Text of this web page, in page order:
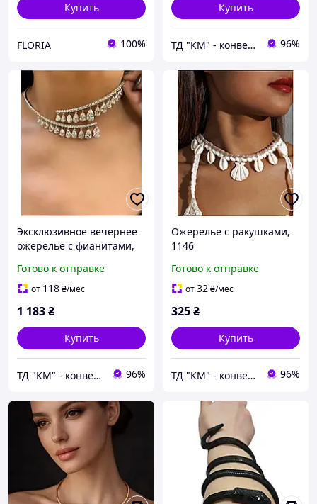
Купить
FLORIA 100%
Купить
ТД "КМ" - конверты почтовые и бандерольные | аксессуары, бижутерия, техника 96%
Эксклюзивное вечернее
ожерелье с фианитами,
Готово к отправке
от 118₴/мес
1 183₴
Купить
ТД "КМ" - конверты почтовые и бандерольные | аксессуары, бижутерия, техника 96%
Ожерелье с ракушками,
1146
Готово к отправке
от32₴/мес
325₴
Купить
ТД "КМ" - конверты почтовые и бандерольные | аксессуары, бижутерия, техника 96%